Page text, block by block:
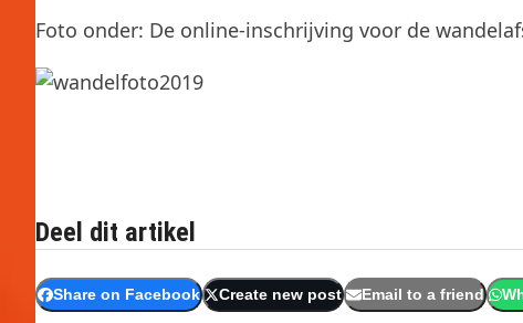
Foto onder: De online-inschrijving voor de
Deel dit artikel
Share on Facebook Create new post Email to a friend